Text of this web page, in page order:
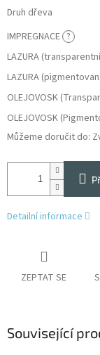
Druh dřeva
IMPREGNACE ?
LAZURA
LAZURA
OLEJOVOSK
OLEJOVOSK
Můžeme doručit do:
Detailní informace
ZEPTAT SE
Související